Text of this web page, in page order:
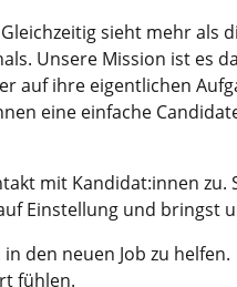
sieht mehr als
Unsere Mission ist es
auf ihre eigentlichen
eine einfache
mit Kandidat:innen zu.
Einstellung und bringst
den neuen Job zu helfen.
fühlen.